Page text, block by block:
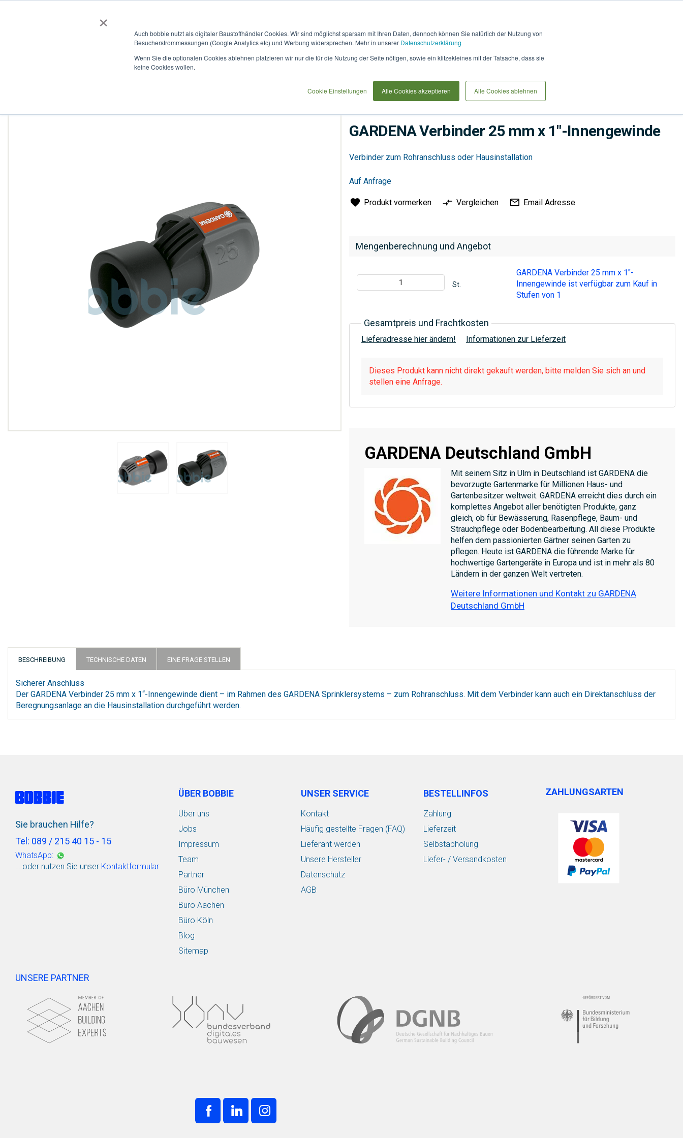
×
Auch bobbie nutzt als digitaler Baustoffhändler Cookies. Wir sind möglichst sparsam mit Ihren Daten, dennoch können Sie natürlich der Nutzung von
Besucherstrommessungen (Google Analytics etc) und Werbung widersprechen. Mehr in unserer Datenschutzerklärung
Wenn Sie die optionalen Cookies ablehnen platzieren wir nur die für die Nutzung der Seite nötigen, sowie ein klitzekleines mit der Tatsache, dass sie
keine Cookies wollen.
Cookie Einstellungen Alle Cookies akzeptieren Alle Cookies ablehnen
BOBBIEVERSUM
it
Ende
GARDENA Verbinder 25 mm x 1"-Innengewinde
Mengenberechnung und Angebot
St.
GARDENA Verbinder 25 mm x 1"-
Innengewinde ist verfügbar zum Kauf in
Stufen von 1
Gesamtpreis und Frachtkosten
Lieferadresse hier ändern! Informationen zur Lieferzeit
Dieses Produkt kann nicht direkt gekauft werden, bitte melden Sie sich an und
stellen eine Anfrage.
GARDENA Deutschland GmbH
Mit seinem Sitz in Ulm in Deutschland ist GARDENA die
bevorzugte Gartenmarke für Millionen Haus- und
Gartenbesitzer weltweit. GARDENA erreicht dies durch ein
komplettes Angebot aller benötigten Produkte, ganz
gleich, ob für Bewässerung, Rasenpflege, Baum- und
Strauchpflege oder Bodenbearbeitung. All diese Produkte
helfen dem passionierten Gärtner seinen Garten zu
pflegen. Heute ist GARDENA die führende Marke für
hochwertige Gartengeräte in Europa und ist in mehr als 80
Ländern in der ganzen Welt vertreten.
Weitere Informationen und Kontakt zu GARDENA
Deutschland GmbH
Verbinder zum Rohranschluss oder Hausinstallation
Auf Anfrage
Produkt vormerken Vergleichen Email Adresse
BESCHREIBUNG
Sicherer Anschluss
Der GARDENA Verbinder 25 mm x 1“-Innengewinde dient – im Rahmen des GARDENA Sprinklersystems – zum Rohranschluss. Mit dem Verbinder kann auch ein Direktanschluss der
Beregnungsanlage an die Hausinstallation durchgeführt werden.
TECHNISCHE DATEN EINE FRAGE STELLEN
Sie brauchen Hilfe?
Tel: 089 / 215 40 15 - 15
WhatsApp:
… oder nutzen Sie unser Kontaktformular
ÜBER BOBBIE
Über uns
Jobs
Impressum
Team
Partner
Büro München
Büro Aachen
Büro Köln
Blog
Sitemap
UNSER SERVICE
Kontakt
Häufig gestellte Fragen (FAQ)
Lieferant werden
Unsere Hersteller
Datenschutz
AGB
BESTELLINFOS
Zahlung
Lieferzeit
Selbstabholung
Liefer- / Versandkosten
ZAHLUNGSARTEN
UNSERE PARTNER